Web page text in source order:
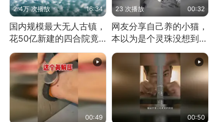
2.4万 次播放 16:34
国内规模最大无人古镇，
花50亿新建的四合院竟
没人住，发生了啥
23 次播放 00:32
网友分享自己养的小猫，
本以为是个灵珠没想到是
魔丸
00:49 00:50